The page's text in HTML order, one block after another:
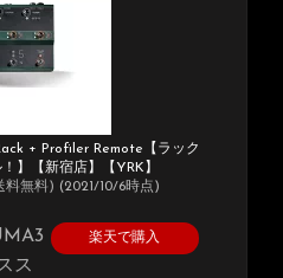
+ Profiler Remote【ラック
】【新宿店】【YRK】
料無料) (2021/10/6時点)
楽天で購入
ス